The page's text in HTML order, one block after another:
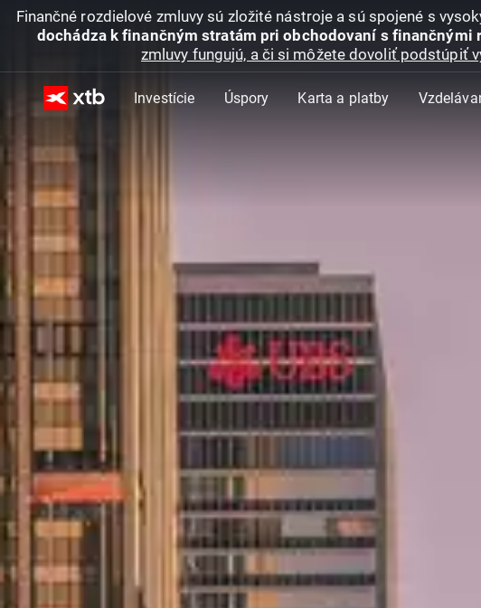
Finančné rozdielové zmluvy sú zložité nástroje a sú spojené s
dochádza k finančným stratám pri obchodovaní s
zmluvy fungujú, a či si môžete dovoliť podstúpiť
Investície Úspory Karta a platby